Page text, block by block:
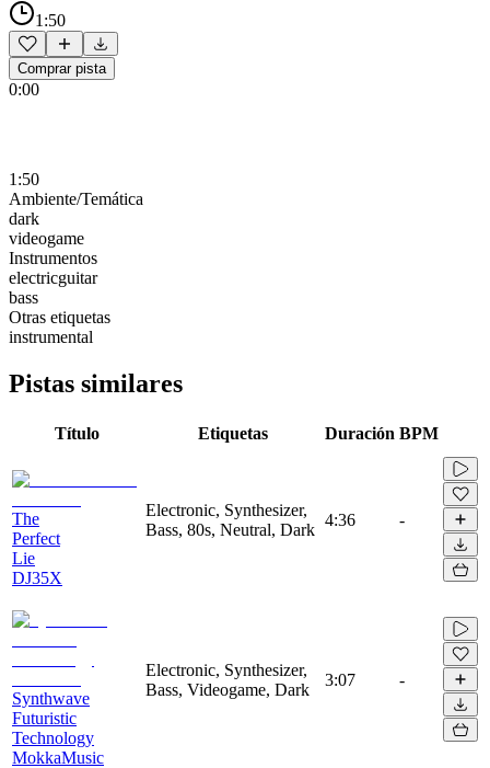
1:50
Comprar pista
0:00
1:50
Ambiente/Temática
dark
videogame
Instrumentos
electricguitar
bass
Otras etiquetas
instrumental
Pistas similares
Título Etiquetas Duración BPM
The
Perfect
Lie
DJ35X
Electronic, Synthesizer,
Bass, 80s, Neutral, Dark
4:36 -
Synthwave
Futuristic
Technology
MokkaMusic
Electronic, Synthesizer,
Bass, Videogame, Dark
3:07 -